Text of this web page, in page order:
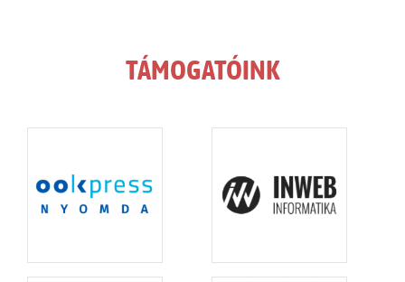
TÁMOGATÓINK